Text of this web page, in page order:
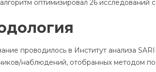
оптимизировал 26 исследований
проводилось в Институт анализа
наблюдений, отобранных методом